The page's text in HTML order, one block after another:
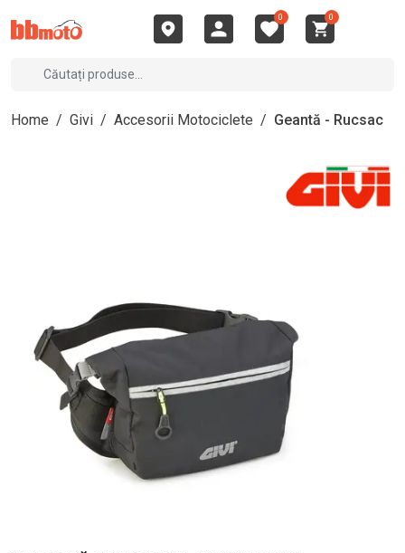
0 0
Home / Givi / Accesorii Motociclete / Geantă - Rucsac